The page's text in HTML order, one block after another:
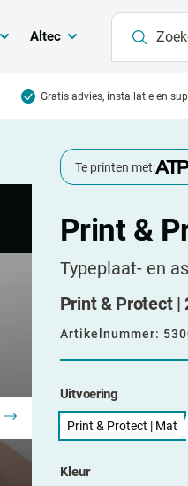
Altec
Gratis advies, installatie en
Te printen met:
Print &
Typeplaat- en
Print & Protect |
Artikelnummer:
Uitvoering
Print & Protect | Mat
Kleur